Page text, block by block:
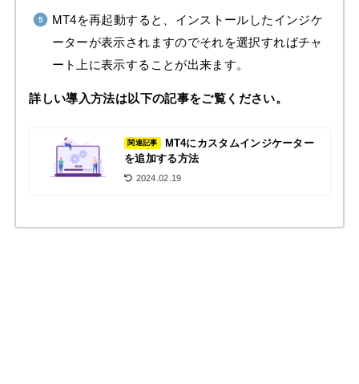
MT4を再起動すると、インストールしたインジケ
ーターが表示されますのでそれを選択すればチャ
ート上に表示することが出来ます。
詳しい導入方法は以下の記事をご覧ください。
関連記事
MT4にカスタムインジケーター
を追加する方法
2024.02.19